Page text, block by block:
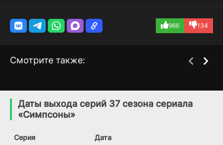
966 134
Смотрите также:
5.6
Даты выхода серий 37 сезона сериала
«Симпсоны»
Серия Дата